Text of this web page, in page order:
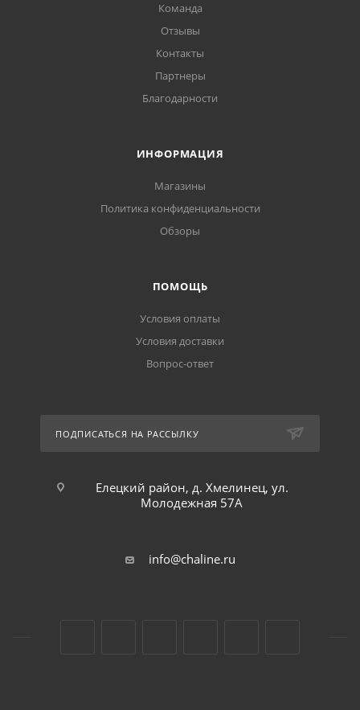
Команда
Отзывы
Контакты
Партнеры
Благодарности
ИНФОРМАЦИЯ
Магазины
Политика конфиденциальности
Обзоры
ПОМОЩЬ
Условия оплаты
Условия доставки
Вопрос-ответ
ПОДПИСАТЬСЯ НА РАССЫЛКУ
Елецкий район, д. Хмелинец, ул.
Молодежная 57А
info@chaline.ru